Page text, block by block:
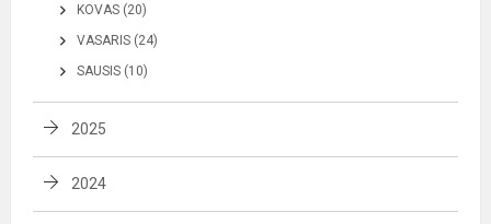
KOVAS (20)
VASARIS (24)
SAUSIS (10)
2025
2024